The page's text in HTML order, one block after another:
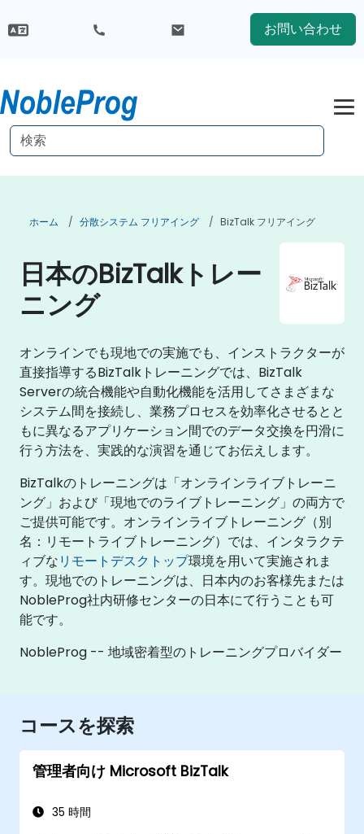
お問い合わせ
ホーム 分散システム フリアイング BizTalk フリアイング
日本のBizTalkトレー
ニング
オンラインでも現地での実施でも、インストラクターが
直接指導するBizTalkトレーニングでは、BizTalk
Serverの統合機能や自動化機能を活用してさまざまな
システム間を接続し、業務プロセスを効率化させるとと
もに異なるアプリケーション間でのデータ交換を円滑に
行う方法を、実践的な演習を通じてお伝えします。
BizTalkのトレーニングは「オンラインライブトレーニ
ング」および「現地でのライブトレーニング」の両方で
ご提供可能です。オンラインライブトレーニング（別
名：リモートライブトレーニング）では、インタラクテ
ィブなリモートデスクトップ環境を用いて実施されま
す。現地でのトレーニングは、日本内のお客様先または
NobleProg社内研修センターの日本にて行うことも可
能です。
NobleProg -- 地域密着型のトレーニングプロバイダー
コースを探索
管理者向け Microsoft BizTalk
35 時間